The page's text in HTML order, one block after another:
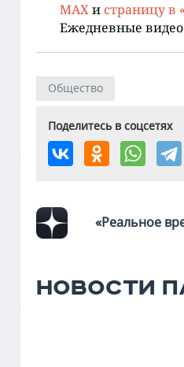
MAX и страницу в
Ежедневные
Общество
Поделитесь в соцсетях
«Реальное
НОВОСТИ